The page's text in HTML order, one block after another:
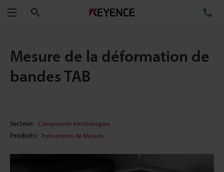
Menu
Mesure de la déformation de
bandes TAB
Secteur: Composants électroniques
Produits: Instruments de Mesure